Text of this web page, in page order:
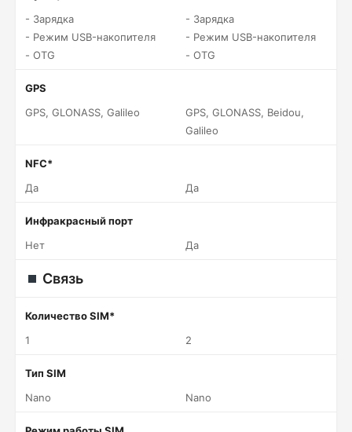
- Зарядка
- Режим USB-накопителя
- OTG
- Зарядка
- Режим USB-накопителя
- OTG
GPS
GPS, GLONASS, Galileo
GPS, GLONASS, Beidou,
Galileo
NFC*
Да
Да
Инфракрасный порт
Нет
Да
Связь
Количество SIM*
1
2
Тип SIM
Nano
Nano